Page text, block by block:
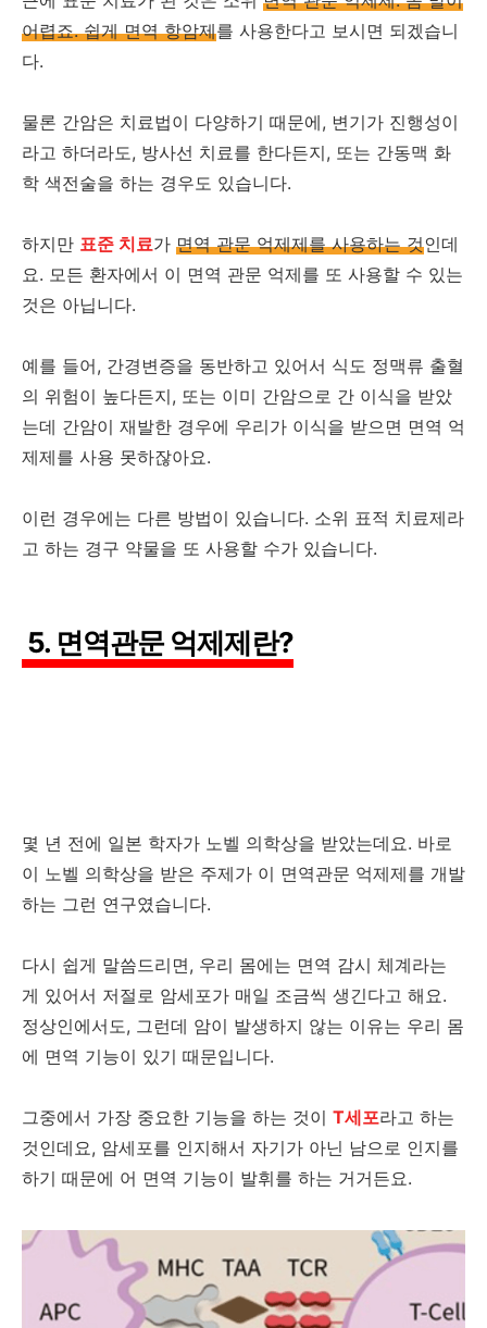
어렵죠. 쉽게 면역 항암제를 사용한다고 보시면 되겠습니
다.
물론 간암은 치료법이 다양하기 때문에, 변기가 진행성이
라고 하더라도, 방사선 치료를 한다든지, 또는 간동맥 화
학 색전술을 하는 경우도 있습니다.
하지만 표준 치료가 면역 관문 억제제를 사용하는 것인데
요. 모든 환자에서 이 면역 관문 억제를 또 사용할 수 있는
것은 아닙니다.
예를 들어, 간경변증을 동반하고 있어서 식도 정맥류 출혈
의 위험이 높다든지, 또는 이미 간암으로 간 이식을 받았
는데 간암이 재발한 경우에 우리가 이식을 받으면 면역 억
제제를 사용 못하잖아요.
이런 경우에는 다른 방법이 있습니다. 소위 표적 치료제라
고 하는 경구 약물을 또 사용할 수가 있습니다.
5. 면역관문 억제제란?
몇 년 전에 일본 학자가 노벨 의학상을 받았는데요. 바로
이 노벨 의학상을 받은 주제가 이 면역관문 억제제를 개발
하는 그런 연구였습니다.
다시 쉽게 말씀드리면, 우리 몸에는 면역 감시 체계라는
게 있어서 저절로 암세포가 매일 조금씩 생긴다고 해요.
정상인에서도, 그런데 암이 발생하지 않는 이유는 우리 몸
에 면역 기능이 있기 때문입니다.
그중에서 가장 중요한 기능을 하는 것이 T세포라고 하는
것인데요, 암세포를 인지해서 자기가 아닌 남으로 인지를
하기 때문에 어 면역 기능이 발휘를 하는 거거든요.